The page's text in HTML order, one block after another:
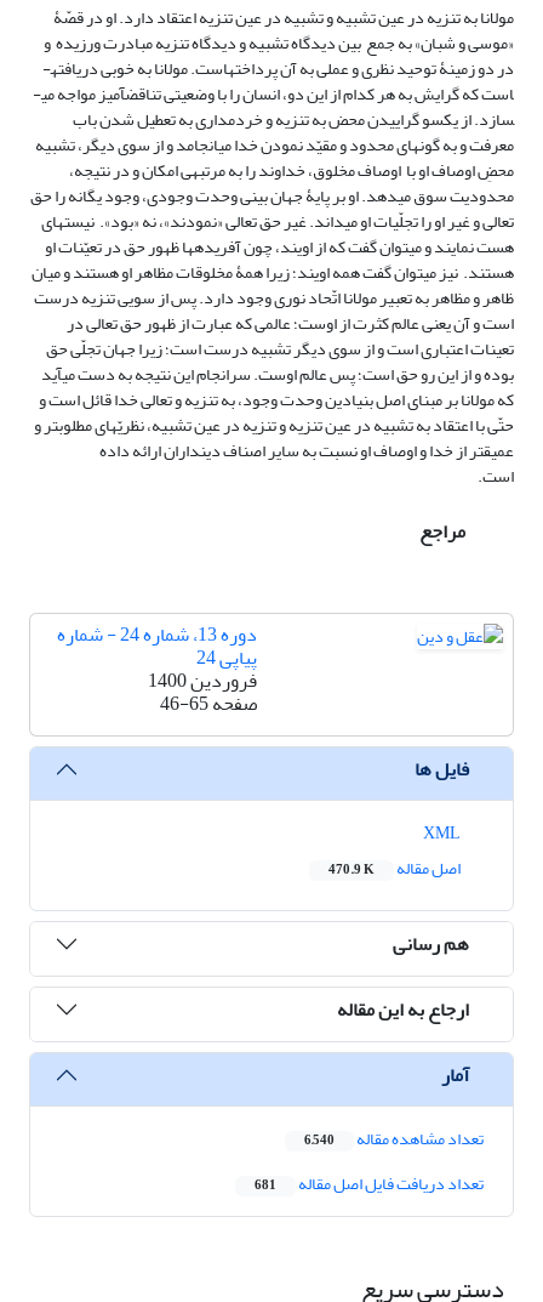
مولانا به تنزیه در عین تشبیه و تشبیه در عین تنزیه اعتقاد دارد. او در قصّۀ
«موسی و شبان» به جمع بین دیدگاه تشبیه و دیدگاه تنزیه مبادرت ورزیده و
در دو زمینۀ توحید نظری و عملی به آن پرداخته­است. مولانا به خوبی دریافته­
است که گرایش به هر کدام از این دو، انسان را با وضعیتی تناقض­آمیز مواجه می­
سازد. از یکسو گراییدن محض به تنزیه و خردمداری به تعطیل شدن باب
معرفت و به گونه­ای محدود و مقیّد نمودن خدا می­انجامد و از سوی دیگر، تشبیه
محضِ اوصاف او با اوصاف مخلوق، خداوند را به مرتبه­ی امکان و در نتیجه،
محدودیت سوق می­دهد. او بر پایۀ جهان بینی وحدت وجودی، وجود یگانه را حق
تعالی و غیر او را تجلّیات او می­داند. غیر حق تعالی «نمودند»، نه «بود». نیست­های
هست نمایند و می­توان گفت که از اویند، چون آفریده­ها ظهور حق در تعیّنات او
هستند. نیز می­توان گفت همه اویند؛ زیرا همۀ مخلوقات مظاهر او هستند و میان
ظاهر و مظاهر به تعبیر مولانا اتّحاد نوری وجود دارد. پس از سویی تنزیه درست
است و آن یعنی عالم کثرت از اوست؛ عالمی که عبارت از ظهور حق تعالی در
تعینات اعتباری است و از سوی دیگر تشبیه درست است؛ زیرا جهان تجلّی حق
بوده و از این رو حق است؛ پس عالم اوست. سرانجام این نتیجه به دست می­آید
که مولانا بر مبنای اصل بنیادین وحدت وجود، به تنزیه و تعالی خدا قائل است و
حتّی با اعتقاد به تشبیه در عین تنزیه و تنزیه در عین تشبیه، نظریّه­ای مطلوب­تر و
عمیق­تر از خدا و اوصاف او نسبت به سایر اصناف دینداران ارائه داده
است.
مراجع
دوره 13، شماره 24 - شماره
پیاپی 24
فروردین 1400
صفحه46-65
فایل ها
اصل مقاله
470.9 K
هم رسانی
ارجاع به این مقاله
آمار
تعداد مشاهده مقاله 6,540
تعداد دریافت فایل اصل مقاله 681
دسترسی سریع